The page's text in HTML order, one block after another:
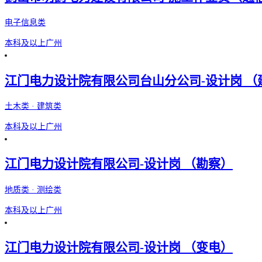
电子信息类
本科及以上广州
江门电力设计院有限公司台山分公司-设计岗 （
土木类 · 建筑类
本科及以上广州
江门电力设计院有限公司-设计岗 （勘察）
地质类 · 测绘类
本科及以上广州
江门电力设计院有限公司-设计岗 （变电）